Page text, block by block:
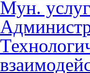
Мун.